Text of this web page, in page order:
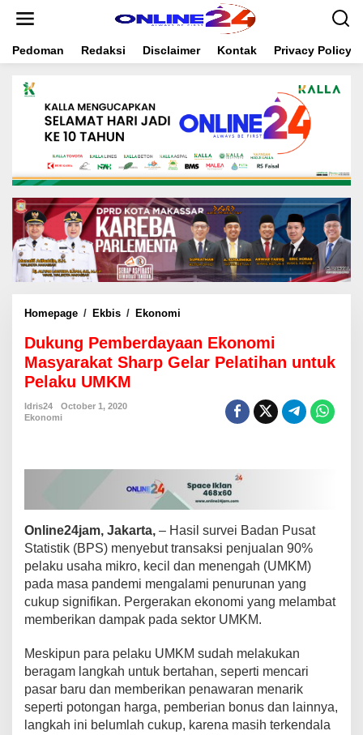
t
Pedoman Redaksi Disclaimer Kontak Privacy Policy
Homepage / Ekbis / Ekonomi
k
u
n
a
a
a
n
E
k
o
n
m
M
a
s
y
Dukung Pemberdayaan Ekonomi
Masyarakat Sharp Gelar Pelatihan untuk
Pelaku UMKM
Idris24
October 1, 2020
Ekonomi
Online24jam, Jakarta, – Hasil survei Badan Pusat
Statistik (BPS) menyebut transaksi penjualan 90%
pelaku usaha mikro, kecil dan menengah (UMKM)
pada masa pandemi mengalami penurunan yang
cukup signifikan. Pergerakan ekonomi yang melambat
memberikan dampak pada sektor UMKM.
Meskipun para pelaku UMKM sudah melakukan
beragam langkah untuk bertahan, seperti mencari
pasar baru dan memberikan penawaran menarik
seperti potongan harga, pemberian bonus dan lainnya,
langkah ini belumlah cukup, karena masih terkendala